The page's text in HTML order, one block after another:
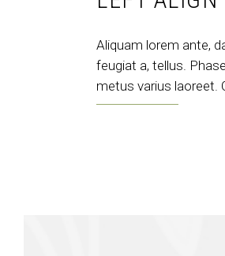
Aliquam lorem ante,
feugiat a, tellus.
metus varius laoreet.